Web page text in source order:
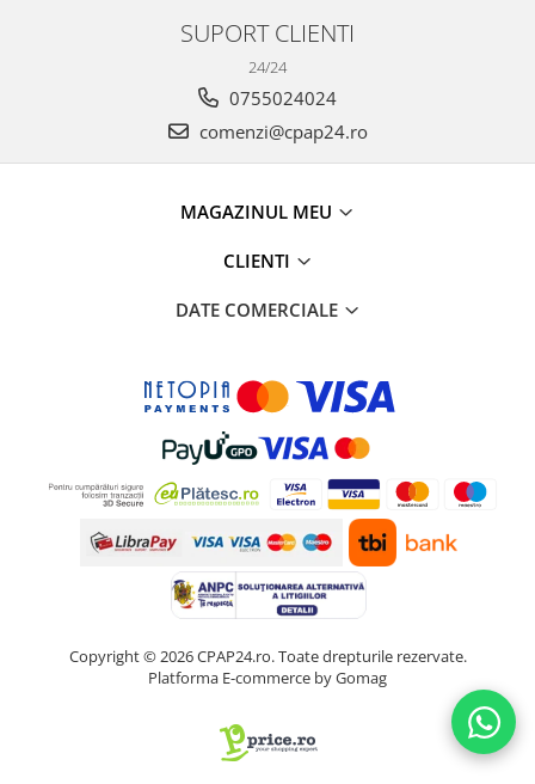
SUPORT CLIENTI
24/24
0755024024
comenzi@cpap24.ro
MAGAZINUL MEU
CLIENTI
DATE COMERCIALE
Copyright © 2026 CPAP24.ro. Toate drepturile rezervate.
Platforma E-commerce by Gomag